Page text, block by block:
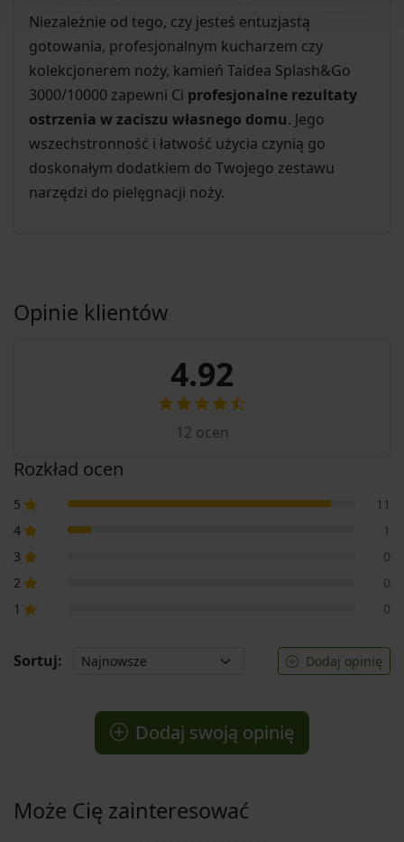
Niezależnie od tego, czy jesteś entuzjastą
gotowania, profesjonalnym kucharzem czy
kolekcjonerem noży, kamień Taidea Splash&Go
3000/10000 zapewni Ci profesjonalne rezultaty
ostrzenia w zaciszu własnego domu. Jego
wszechstronność i łatwość użycia czynią go
doskonałym dodatkiem do Twojego zestawu
narzędzi do pielęgnacji noży.
Opinie klientów
4.92
12 ocen
Rozkład ocen
5
11
4
1
3
0
2
0
1
0
Sortuj: Dodaj opinię
Dodaj swoją opinię
Może Cię zainteresować